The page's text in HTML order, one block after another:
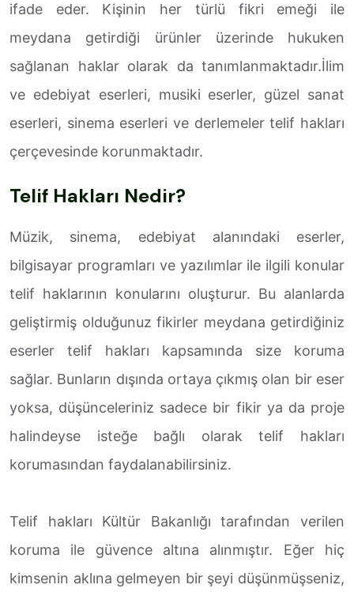
ifade eder. Kişinin her türlü fikri emeği ile
meydana getirdiği ürünler üzerinde hukuken
sağlanan haklar olarak da tanımlanmaktadır.İlim
ve edebiyat eserleri, musiki eserler, güzel sanat
eserleri, sinema eserleri ve derlemeler telif hakları
çerçevesinde korunmaktadır.
Telif Hakları Nedir?
Müzik, sinema, edebiyat alanındaki eserler,
bilgisayar programları ve yazılımlar ile ilgili konular
telif haklarının konularını oluşturur. Bu alanlarda
geliştirmiş olduğunuz fikirler meydana getirdiğiniz
eserler telif hakları kapsamında size koruma
sağlar. Bunların dışında ortaya çıkmış olan bir eser
yoksa, düşünceleriniz sadece bir fikir ya da proje
halindeyse isteğe bağlı olarak telif hakları
korumasından faydalanabilirsiniz.
Telif hakları Kültür Bakanlığı tarafından verilen
koruma ile güvence altına alınmıştır. Eğer hiç
kimsenin aklına gelmeyen bir şeyi düşünmüşseniz,